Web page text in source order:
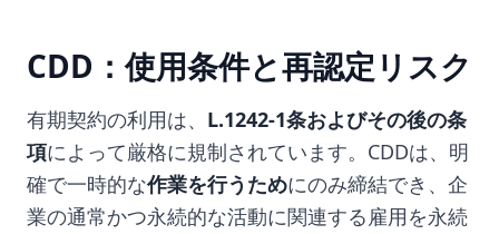
CDD：使用条件と再認定リスク
有期契約の利用は、 L.1242-1条およびその後の条
項によって厳格に規制されています。CDDは、明
確で一時的な作業を行うためにのみ締結でき、企
業の通常かつ永続的な活動に関連する雇用を永続